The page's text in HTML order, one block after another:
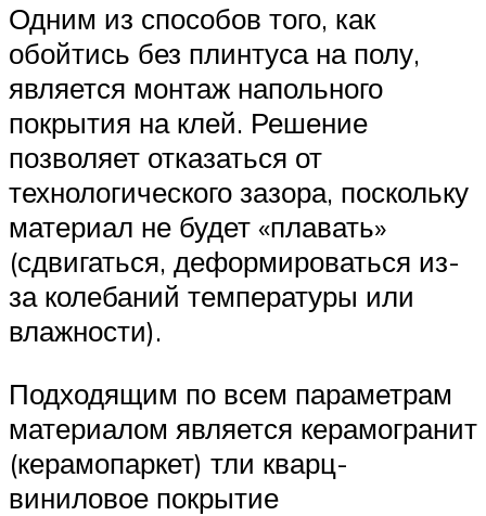
Одним из способов того, как
обойтись без плинтуса на полу,
является монтаж напольного
покрытия на клей. Решение
позволяет отказаться от
технологического зазора, поскольку
материал не будет «плавать»
(сдвигаться, деформироваться из-
за колебаний температуры или
влажности).
Подходящим по всем параметрам
материалом является керамогранит
(керамопаркет) тли кварц-
виниловое покрытие